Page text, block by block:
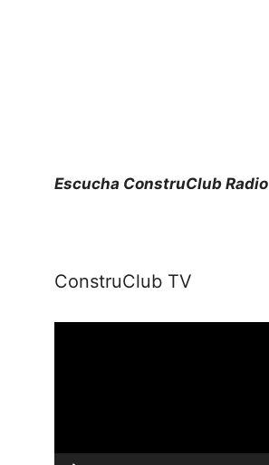
Escucha ConstruClub Radio
ConstruClub TV